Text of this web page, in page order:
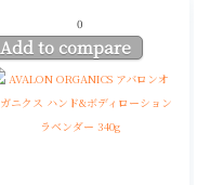
0
Add to compare